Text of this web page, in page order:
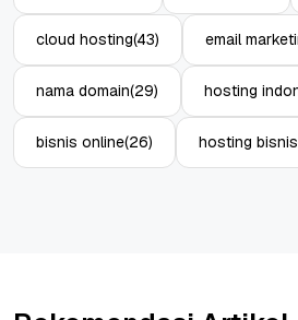
cloud hosting(43) email
nama domain(29) hosting
bisnis online(26) hosting bisnis